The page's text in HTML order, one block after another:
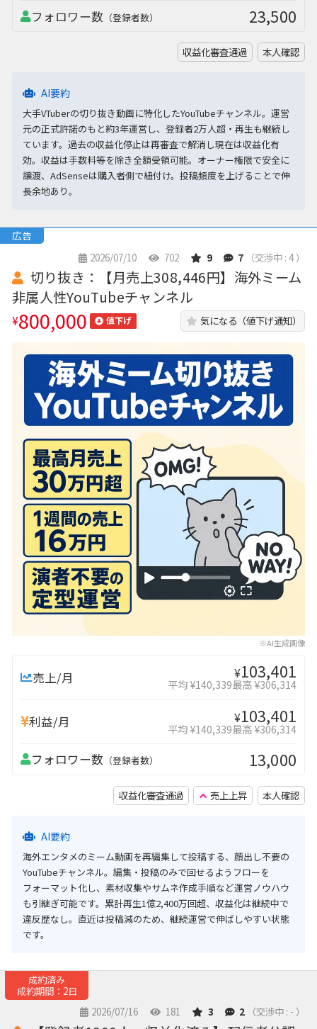
フォロワー数 （登録者数） 23,500
収益化審査通過 本人確認
AI要約
大手VTuberの切り抜き動画に特化したYouTubeチャンネル。運営
元の正式許諾のもと約3年運営し、登録者2万人超・再生も継続し
ています。過去の収益化停止は再審査で解消し現在は収益化有
効。収益は手数料等を除き全額受領可能。オーナー権限で安全に
譲渡、AdSenseは購入者側で紐付け。投稿頻度を上げることで伸
長余地あり。
広告
2026/07/10
702 9 7 （交渉中 : 4 ）
※AI生成画像
切り抜き：【月売上308,446円】海外ミーム
非属人性YouTubeチャンネル
¥800,000 値下げ 気になる（値下げ通知）
売上/月 ¥103,401
平均 ¥140,339最高 ¥306,314
利益/月 ¥103,401
平均 ¥140,339最高 ¥306,314
フォロワー数 （登録者数） 13,000
収益化審査通過 売上上昇 本人確認
AI要約
海外エンタメのミーム動画を再編集して投稿する、顔出し不要の
YouTubeチャンネル。編集・投稿のみで回せるようフローを
フォーマット化し、素材収集やサムネ作成手順など運営ノウハウ
も引継ぎ可能です。累計再生1億2,400万回超、収益化は継続中で
違反歴なし。直近は投稿減のため、継続運営で伸ばしやすい状態
です。
成約済み
成約期間：2日
2026/07/16
181 3 2 （交渉中 : - ）